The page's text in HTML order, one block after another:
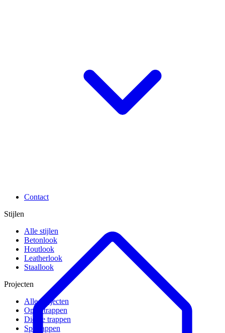
Contact
Stijlen
Alle stijlen
Betonlook
Houtlook
Leatherlook
Staallook
Projecten
Alle projecten
Open trappen
Dichte trappen
Spiltrappen